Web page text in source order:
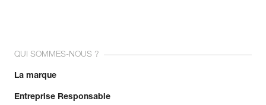
QUI SOMMES-NOUS ?
La marque
Entreprise Responsable